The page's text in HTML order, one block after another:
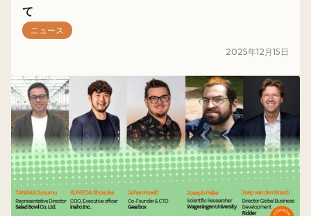
て
ニュース
2025年12 月15 日